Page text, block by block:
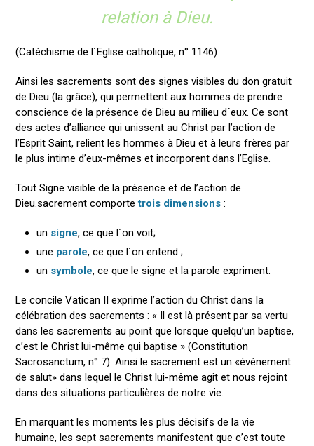
relation à Dieu.
(Catéchisme de l´Eglise catholique, n° 1146)
Ainsi les sacrements sont des signes visibles du don gratuit
de Dieu (la grâce), qui permettent aux hommes de prendre
conscience de la présence de Dieu au milieu d´eux. Ce sont
des actes d’alliance qui unissent au Christ par l’action de
l’Esprit Saint, relient les hommes à Dieu et à leurs frères par
le plus intime d’eux-mêmes et incorporent dans l’Eglise.
Tout Signe visible de la présence et de l’action de
Dieu.sacrement comportetrois dimensions :
un signe, ce que l´on voit;
une parole, ce que l´on entend ;
un symbole, ce que le signe et la parole expriment.
Le concile Vatican II exprime l’action du Christ dans la
célébration des sacrements : « Il est là présent par sa vertu
dans les sacrements au point que lorsque quelqu’un baptise,
c’est le Christ lui-même qui baptise » (Constitution
Sacrosanctum, n° 7). Ainsi le sacrement est un «événement
de salut» dans lequel le Christ lui-même agit et nous rejoint
dans des situations particulières de notre vie.
En marquant les moments les plus décisifs de la vie
humaine, les sept sacrements manifestent que c’est toute